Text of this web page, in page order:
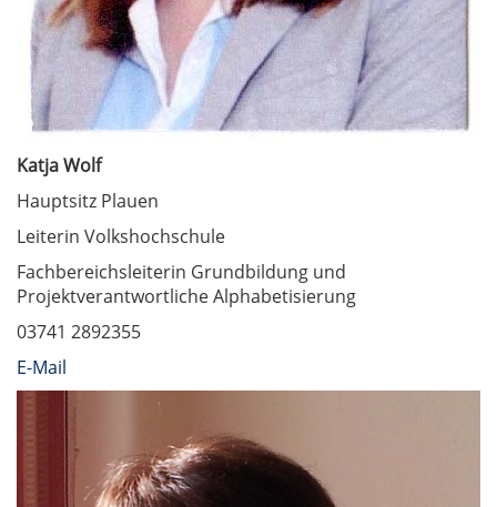
Katja Wolf
Hauptsitz Plauen
Leiterin Volkshochschule
Fachbereichsleiterin Grundbildung und
Projektverantwortliche Alphabetisierung
03741 2892355
E-Mail